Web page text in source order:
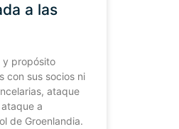
a las
y propósito
con sus socios ni
ataque
a
de Groenlandia.